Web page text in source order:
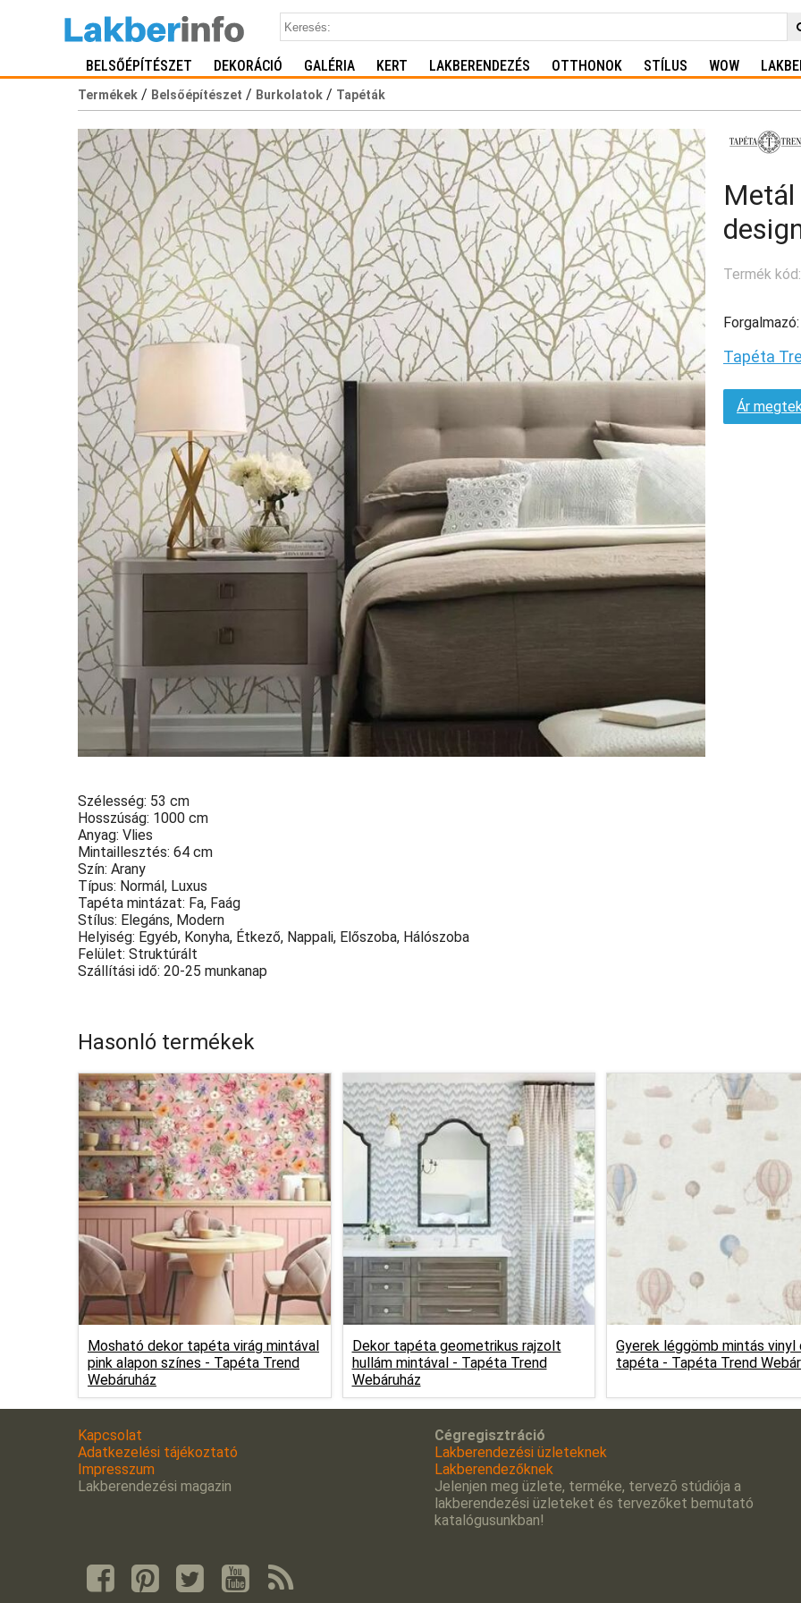
BELSŐÉPÍTÉSZET DEKORÁCIÓ GALÉRIA KERT LAKBERENDEZÉS OTTHONOK STÍLUS WOW
Termékek / Belsőépítészet / Burkolatok / Tapéták
Termék
Forgalmazó:
Tapéta
Ár
Szélesség: 53 cm
Hosszúság: 1000 cm
Anyag: Vlies
Mintaillesztés: 64 cm
Szín: Arany
Típus: Normál, Luxus
Tapéta mintázat: Fa, Faág
Stílus: Elegáns, Modern
Helyiség: Egyéb, Konyha, Étkező, Nappali, Előszoba, Hálószoba
Felület: Struktúrált
Szállítási idő: 20-25 munkanap
Hasonló termékek
Mosható dekor tapéta virág mintával
pink alapon színes - Tapéta Trend
Webáruház
Dekor tapéta geometrikus rajzolt
hullám mintával - Tapéta Trend
Webáruház
Gyerek léggömb mintás vinyl
tapéta - Tapéta Trend
Kapcsolat
Adatkezelési tájékoztató
Impresszum
Lakberendezési magazin
Cégregisztráció
Lakberendezési üzleteknek
Lakberendezőknek
Jelenjen meg üzlete, terméke, tervezõ stúdiója a
lakberendezési üzleteket és tervezőket bemutató
katalógusunkban!